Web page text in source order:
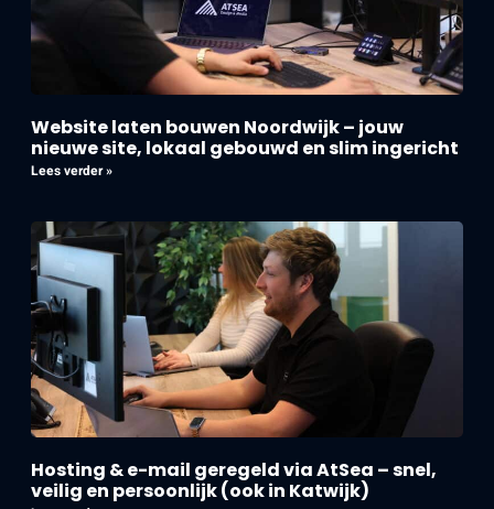
Website laten bouwen Noordwijk – jouw
nieuwe site, lokaal gebouwd en slim ingericht
Lees verder »
Hosting & e-mail geregeld via AtSea – snel,
veilig en persoonlijk (ook in Katwijk)